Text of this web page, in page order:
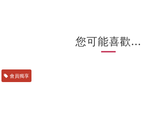
您可能喜歡...
會員獨享